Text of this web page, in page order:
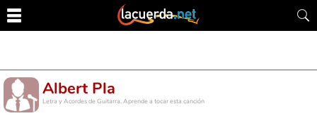
Albert Pla
Letra y Acordes de Guitarra. Aprende a tocar esta canción